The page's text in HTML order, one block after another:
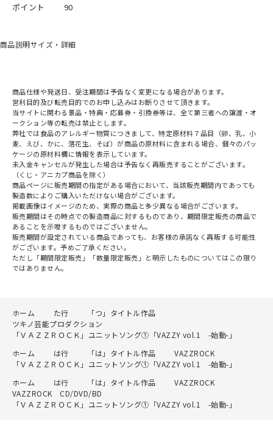
ポイント
90
商品説明サイズ・詳細
商品仕様や発送日、受注期間は予告なく変更になる場合があります。
営利目的及び転売目的でのお申し込みはお断りさせて頂きます。
当サイトに関わる景品・特典・応募券・引換券等は、全て第三者への譲渡・オ
ークション等の転売は禁止とします。
弊社では食品のアレルギー物質につきまして、特定原材料７品目（卵、乳、小
麦、えび、かに、落花生、そば）が商品の原材料に含まれる場合、個々のパッ
ケージの原材料欄に情報を表示しています。
未入金キャンセルが発生した場合は予告なく再販売することがございます。
（くじ・アニカプ商品を除く）
商品ページに販売期間の指定がある場合において、当該販売期間内であっても
製造数によりご購入いただけない場合がございます。
掲載画像はイメージのため、実際の商品と多少異なる場合がございます。
販売期間はその時点での製造商品に対するものであり、期間限定販売の商品で
あることを示唆するものではございません。
販売期間が設定されている商品であっても、お客様の承諾なく再販する可能性
がございます。予めご了承ください。
ただし「期間限定販売」「数量限定販売」と明示したものについてはこの限り
ではありません。
ホーム た行
「つ」タイトル作品
ツキノ芸能プロダクション
「ＶＡＺＺＲＯＣＫ」ユニットソング①「VAZZY vol.1 -始動-」
ホーム
は行 「は」タイトル作品
VAZZROCK
「ＶＡＺＺＲＯＣＫ」ユニットソング①「VAZZY vol.1 -始動-」
ホーム
は行 「は」タイトル作品
VAZZROCK
VAZZROCK CD/DVD/BD
「ＶＡＺＺＲＯＣＫ」ユニットソング①「VAZZY vol.1 -始動-」